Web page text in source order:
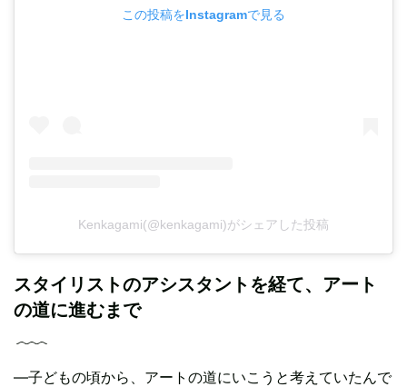
この投稿をInstagramで見る
Kenkagami(@kenkagami)がシェアした投稿
スタイリストのアシスタントを経て、アート
の道に進むまで
―子どもの頃から、アートの道にいこうと考えていたんで